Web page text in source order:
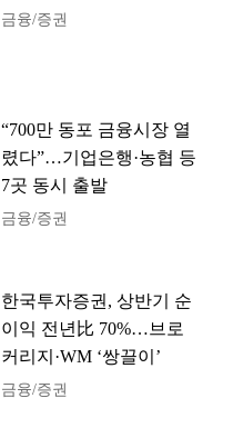
금융/증권
“700만 동포 금융시장 열
렸다”…기업은행·농협 등
7곳 동시 출발
금융/증권
한국투자증권, 상반기 순
이익 전년比 70%…브로
커리지·WM ‘쌍끌이’
금융/증권